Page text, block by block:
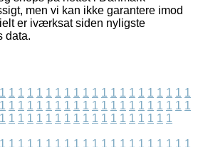
men vi kan ikke garantere imod
er iværksat siden nyligste
data.
1 1 1 1 1 1 1 1 1 1 1 1 1 1 1 1 1 1 1 1 1
1 1 1 1 1 1 1 1 1 1 1 1 1 1 1 1 1 1 1 1 1
1 1 1 1 1 1 1 1 1 1 1 1 1 1 1 1 1 1 1
1 1 1 1 1 1 1 1 1 1 1 1 1 1 1 1 1 1 1 1 1